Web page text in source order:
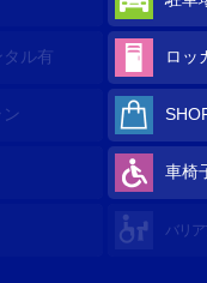
タル有 ロッ
ン
車椅
バリ